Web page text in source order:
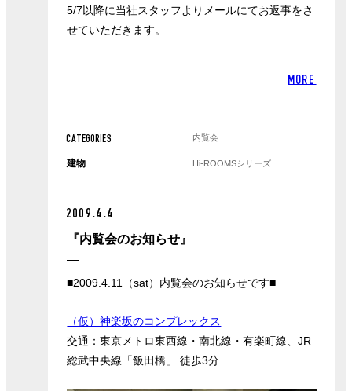
5/7以降に当社スタッフよりメールにてお返事をさ
せていただきます。
MORE
CATEGORIES 内覧会
建物 Hi-ROOMSシリーズ
2009.4.4
『内覧会のお知らせ』
■2009.4.11（sat）内覧会のお知らせです■
（仮）神楽坂のコンプレックス
交通：東京メトロ東西線・南北線・有楽町線、JR
総武中央線「飯田橋」 徒歩3分